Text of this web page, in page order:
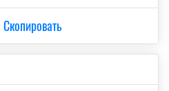
Скопировать